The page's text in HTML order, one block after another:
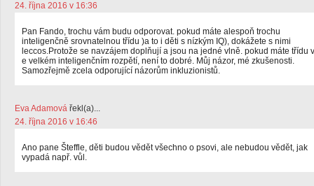
24. října 2016 v 16:36
Pan Fando, trochu vám budu odporovat. pokud máte alespoň trochu
inteligenčně srovnatelnou třídu )a to i děti s nízkým IQ), dokážete s nimi
leccos.Protože se navzájem doplňují a jsou na jedné vlně. pokud máte třídu v
e velkém inteligenčním rozpětí, není to dobré. Můj názor, mé zkušenosti.
Samozřejmě zcela odporující názorům inkluzionistů.
Eva Adamová řekl(a)...
24. října 2016 v 16:46
Ano pane Šteffle, děti budou vědět všechno o psovi, ale nebudou vědět, jak
vypadá např. vůl.